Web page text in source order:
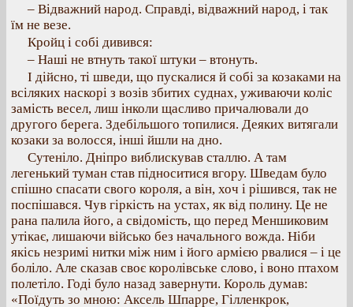
– Відважний народ. Справді, відважний народ, і так
їм не везе.
Кройц і собі дивився:
– Наші не втнуть такої штуки – втонуть.
І дійсно, ті шведи, що пускалися й собі за козаками на
всіляких наскорі з возів збитих суднах, уживаючи коліс
замість весел, лиш інколи щасливо причалювали до
другого берега. Здебільшого топилися. Деяких витягали
козаки за волосся, інші йшли на дно.
Сутеніло. Дніпро виблискував сталлю. А там
легенький туман став підноситися вгору. Шведам було
спішно спасати свого короля, а він, хоч і рішився, так не
поспішався. Чув гіркість на устах, як від полину. Це не
рана палила його, а свідомість, що перед Меншиковим
утікає, лишаючи військо без начального вожда. Ніби
якісь незримі нитки між ним і його армією рвалися – і це
боліло. Але сказав своє королівське слово, і воно птахом
полетіло. Годі було назад завернути. Король думав:
«Поїдуть зо мною: Аксель Шпарре, Гілленкрок,